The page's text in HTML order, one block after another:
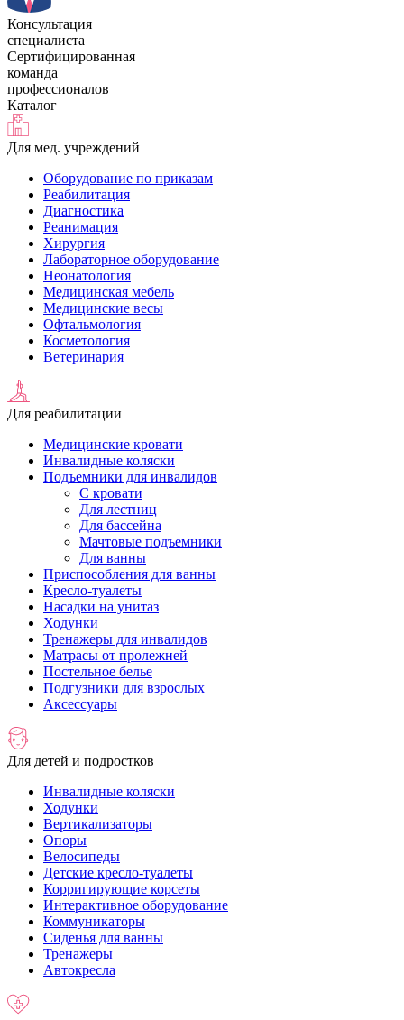
Консультация
специалиста
Сертифицированная
команда
профессионалов
Каталог
Для мед. учреждений
Оборудование по приказам
Реабилитация
Диагностика
Реанимация
Хирургия
Лабораторное оборудование
Неонатология
Медицинская мебель
Медицинские весы
Офтальмология
Косметология
Ветеринария
Для реабилитации
Медицинские кровати
Инвалидные коляски
Подъемники для инвалидов
С кровати
Для лестниц
Для бассейна
Мачтовые подъемники
Для ванны
Приспособления для ванны
Кресло-туалеты
Насадки на унитаз
Ходунки
Тренажеры для инвалидов
Матрасы от пролежней
Постельное белье
Подгузники для взрослых
Аксессуары
Для детей и подростков
Инвалидные коляски
Ходунки
Вертикализаторы
Опоры
Велосипеды
Детские кресло-туалеты
Корригирующие корсеты
Интерактивное оборудование
Коммуникаторы
Сиденья для ванны
Тренажеры
Автокресла